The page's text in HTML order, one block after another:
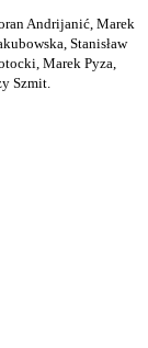
Andrijanić, Marek
Stanisław
Marek Pyza,
Szmit.